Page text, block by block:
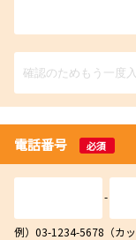
電話番号 必須
-
例）03-1234-5678（カ